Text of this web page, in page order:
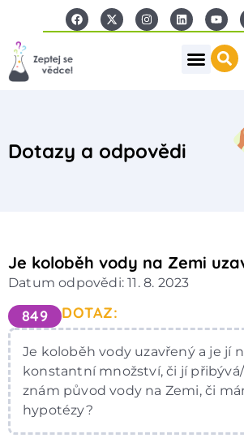
Dotazy a odpovědi
Je koloběh vody na Zemi
Datum odpovědi: 11. 8. 2023
849 DOTAZ:
Je koloběh vody uzavřený a je jí
konstantní množství, či jí přibývá/
znám původ vody na Zemi, či
hypotézy?